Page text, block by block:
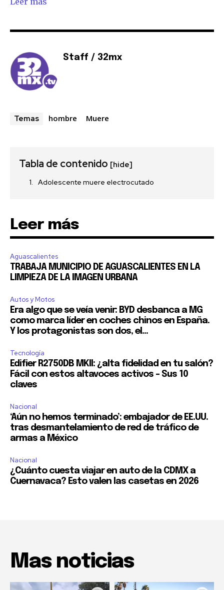
Staff / 32mx
Temas hombre Muere
Tabla de contenido [hide]
Adolescente muere electrocutado
Leer más
Aguascalientes
TRABAJA MUNICIPIO DE AGUASCALIENTES EN LA
LIMPIEZA DE LA IMAGEN URBANA
Autos y Motos
Era algo que se veía venir: BYD desbanca a MG
como marca líder en coches chinos en España.
Y los protagonistas son dos, el...
Tecnología
Edifier R2750DB MKII: ¿alta fidelidad en tu salón?
Fácil con estos altavoces activos – Sus 10
claves
Nacional
‘Aún no hemos terminado’: embajador de EE.UU.
tras desmantelamiento de red de tráfico de
armas a México
Nacional
¿Cuánto cuesta viajar en auto de la CDMX a
Cuernavaca? Esto valen las casetas en 2026
Mas noticias